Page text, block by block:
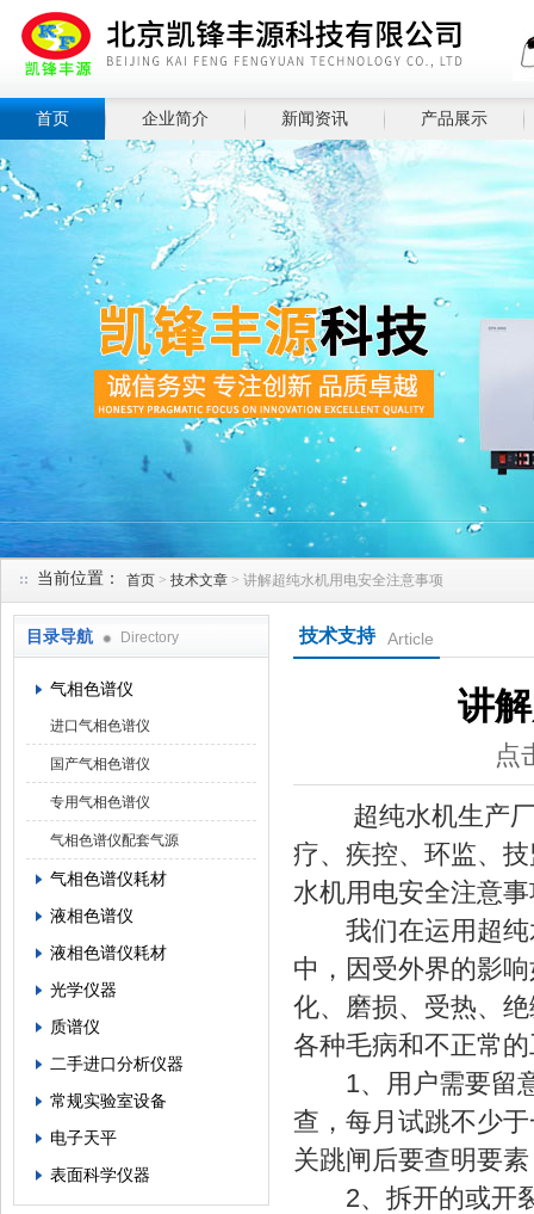
首页 企业简介 新闻资讯 产品展示
当前位置： 首页 > 技术文章 > 讲解超纯水机用电安全注意事项
目录导航 Directory
气相色谱仪
进口气相色谱仪
国产气相色谱仪
专用气相色谱仪
气相色谱仪配套气源
气相色谱仪耗材
液相色谱仪
液相色谱仪耗材
光学仪器
质谱仪
二手进口分析仪器
常规实验室设备
电子天平
表面科学仪器
技术支持 Article
讲
点
超纯水机生产厂
疗、疾控、环监、
水机用电安全注意
我们在运用超纯
中，因受外界的影
化、磨损、受热、
各种毛病和不正常
1、用户需要留意
查，每月试跳不少
关跳闸后要查明要
2、拆开的或开裂